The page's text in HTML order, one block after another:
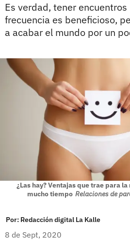
Es verdad, tener
frecuencia es beneficioso,
a acabar el mundo por un
¿Las hay? Ventajas que trae para
mucho tiempo Relaciones de
Por: Redacción digital La Kalle
8 de Sept, 2020